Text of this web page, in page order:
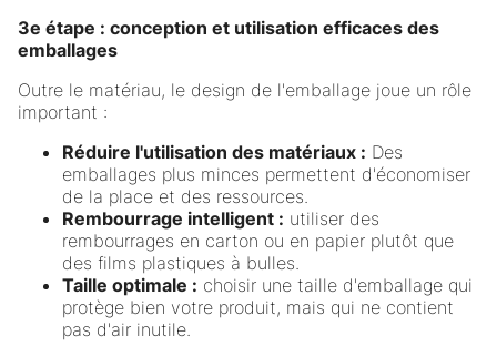
3e étape : conception et utilisation efficaces des
emballages
Outre le matériau, le design de l'emballage joue un rôle
important :
Réduire l'utilisation des matériaux : Des
emballages plus minces permettent d'économiser
de la place et des ressources.
Rembourrage intelligent : utiliser des
rembourrages en carton ou en papier plutôt que
des films plastiques à bulles.
Taille optimale : choisir une taille d'emballage qui
protège bien votre produit, mais qui ne contient
pas d'air inutile.